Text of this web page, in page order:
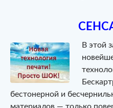
В этой
бестонерной и
материалов — только